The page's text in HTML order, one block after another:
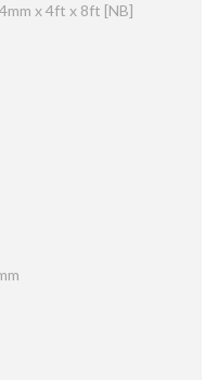
x 4ft x 8ft [NB]